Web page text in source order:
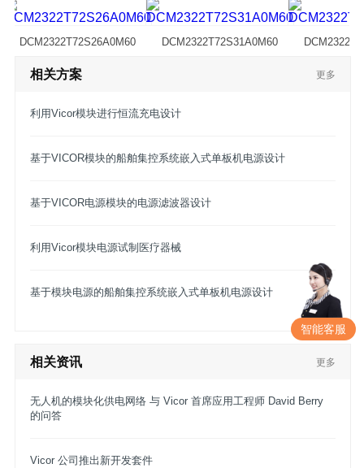
DCM2322T72S26A0M60 DCM2322T72S31A0M60
相关方案 更多
利用Vicor模块进行恒流充电设计
基于VICOR模块的船舶集控系统嵌入式单板机电源设计
基于VICOR电源模块的电源滤波器设计
利用Vicor模块电源试制医疗器械
基于模块电源的船舶集控系统嵌入式单板机电源设计
相关资讯 更多
无人机的模块化供电网络 与 Vicor 首席应用工程师 David Berry
的问答
Vicor 公司推出新开发套件
智能客服